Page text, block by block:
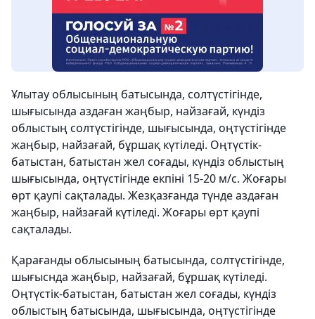
Ұлытау облысының батысында, солтүстігінде,
шығысында аздаған жаңбыр, найзағай, күндіз
облыстың солтүстігінде, шығысында, оңтүстігінде
жаңбыр, найзағай, бұршақ күтіледі. Оңтүстік-
батыстан, батыстан жел соғады, күндіз облыстың
шығысында, оңтүстігінде екпіні 15-20 м/с. Жоғары
өрт қаупі сақталады. Жезқазғанда түнде аздаған
жаңбыр, найзағай күтіледі. Жоғары өрт қаупі
сақталады.
Қарағанды облысының батысында, солтүстігінде,
шығыснда жаңбыр, найзағай, бұршақ күтіледі.
Оңтүстік-батыстан, батыстан жел соғады, күндіз
облыстың батысында, шығысында, оңтүстігінде